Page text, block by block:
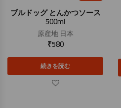
ブルドッグ とんかつソース
500ml
原産地日本
₹580
続きを読む